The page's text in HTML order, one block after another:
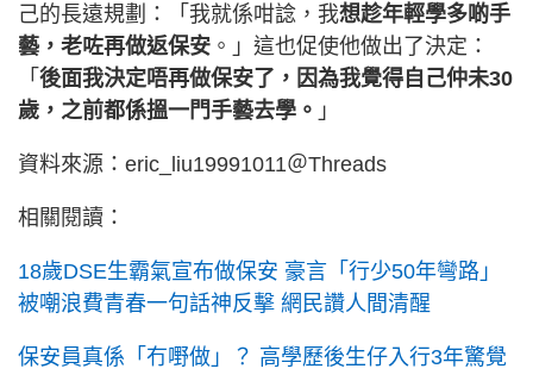
己的長遠規劃：「我就係咁諗，我想趁年輕學多啲手
藝，老咗再做返保安 。」這也促使他做出了決定：
「 後面我決定唔再做保安了，因為我覺得自己仲未30
歲，之前都係搵一門手藝去學。 」
資料來源：eric_liu19991011＠Threads
相關閱讀：
18歲DSE生霸氣宣布做保安 豪言「行少50年彎路」
被嘲浪費青春一句話神反擊 網民讚人間清醒
保安員真係「冇嘢做」？ 高學歷後生仔入行3年驚覺